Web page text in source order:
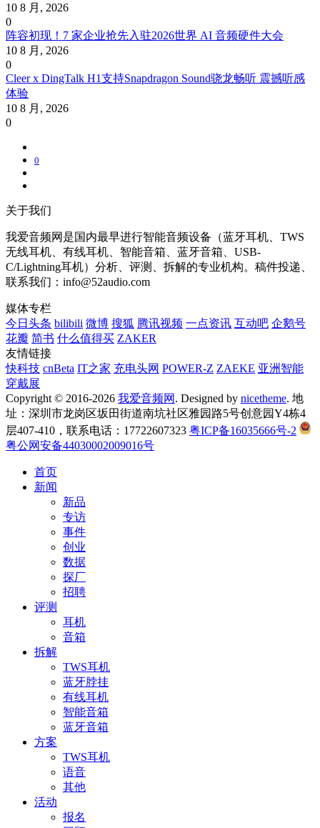
10 8 月, 2026
0
阵容初现！7 家企业抢先入驻2026世界 AI 音频硬件大会
10 8 月, 2026
0
Cleer x DingTalk H1支持Snapdragon Sound骁龙畅听 震撼听感
体验
10 8 月, 2026
0
0
关于我们
我爱音频网是国内最早进行智能音频设备（蓝牙耳机、TWS
无线耳机、有线耳机、智能音箱、蓝牙音箱、USB-
C/Lightning耳机）分析、评测、拆解的专业机构。稿件投递、
联系我们：info@52audio.com
媒体专栏
今日头条 bilibili 微博 搜狐 腾讯视频 一点资讯 互动吧 企鹅号
花瓣 简书 什么值得买 ZAKER
友情链接
快科技 cnBeta IT之家 充电头网 POWER-Z ZAEKE 亚洲智能
穿戴展
Copyright © 2016-2026 我爱音频网 . Designed by nicetheme. 地
址：深圳市龙岗区坂田街道南坑社区雅园路5号创意园Y4栋4
层407-410，联系电话：17722607323 粤ICP备16035666号-2
粤公网安备44030002009016号
首页
新闻
新品
专访
事件
创业
数据
探厂
招聘
评测
耳机
音箱
拆解
TWS耳机
蓝牙脖挂
有线耳机
智能音箱
蓝牙音箱
方案
TWS耳机
语音
其他
活动
报名